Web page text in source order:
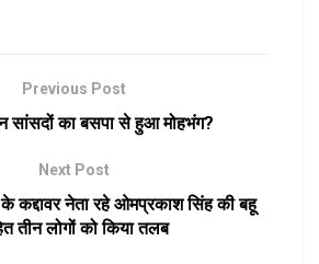
Previous Post
सांसदों का बसपा से हुआ मोहभंग?
Next Post
कद्दावर नेता रहे ओमप्रकाश सिंह की बहू
तीन लोगों को किया तलब